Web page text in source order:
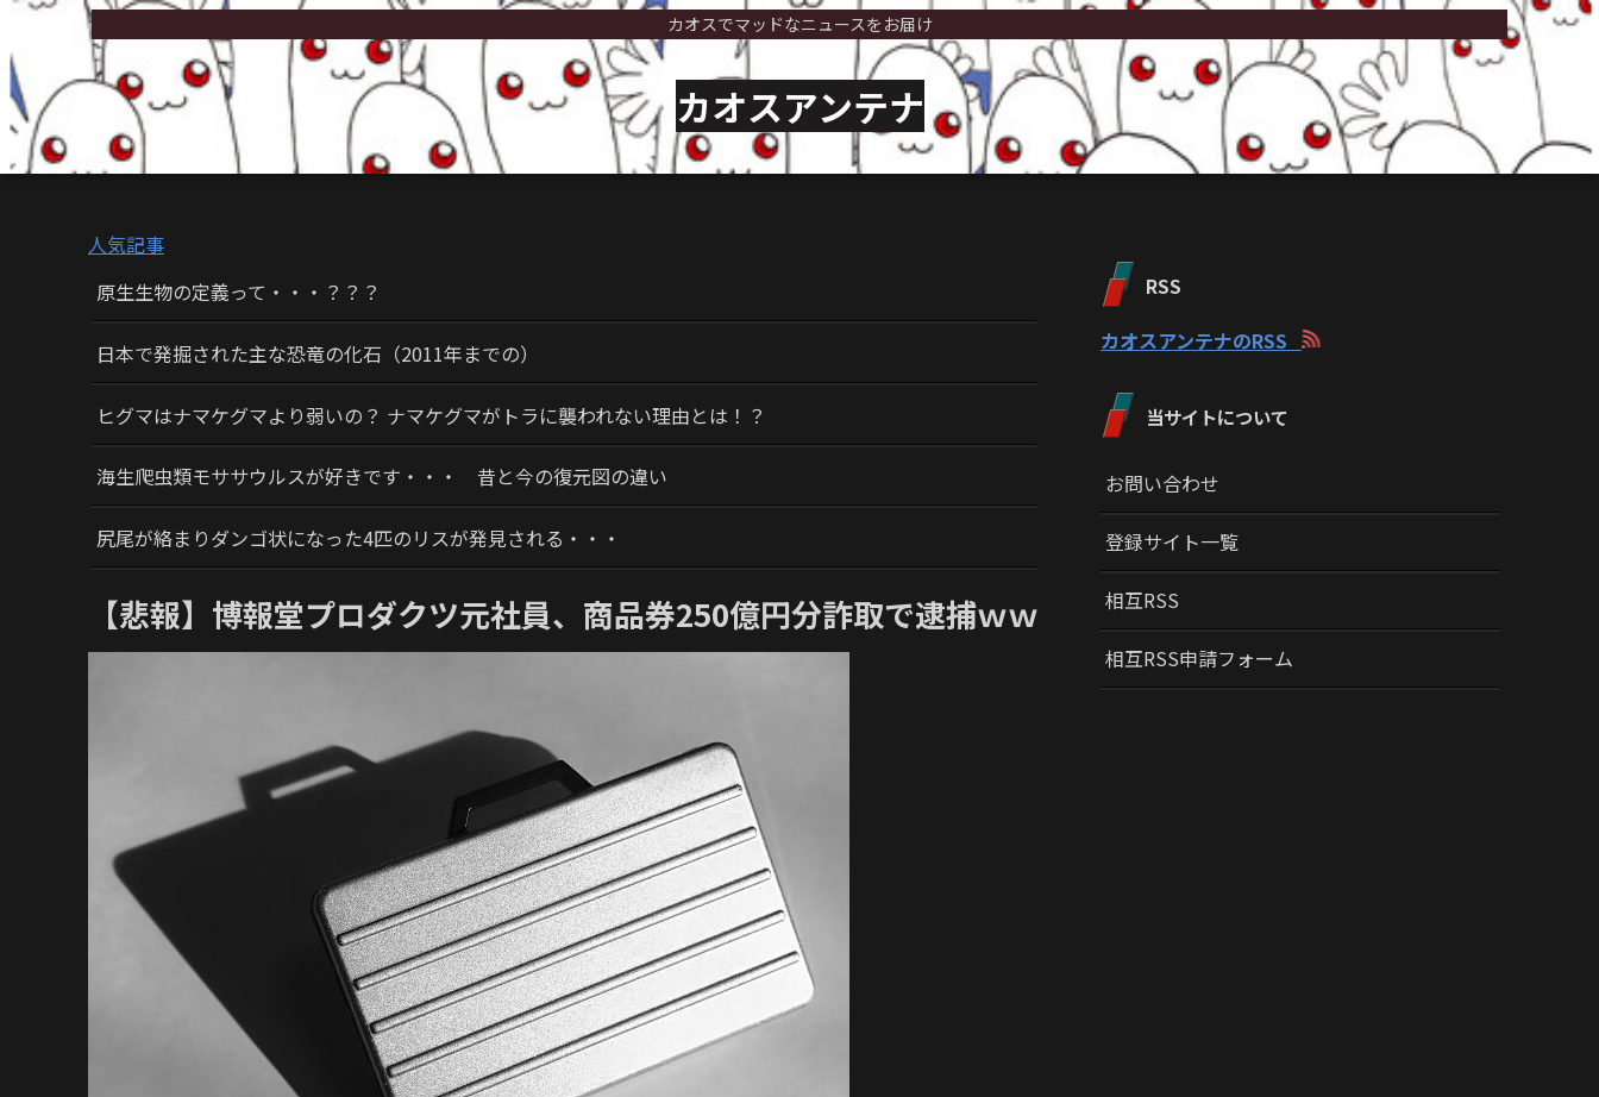
カオスでマッドなニュースをお届け
カオスアンテナ
人気記事
原生生物の定義って・・・？？？
日本で発掘された主な恐竜の化石（2011年までの）
ヒグマはナマケグマより弱いの？ ナマケグマがトラに襲われない理由とは！？
海生爬虫類モササウルスが好きです・・・ 昔と今の復元図の違い
尻尾が絡まりダンゴ状になった4匹のリスが発見される・・・
【悲報】博報堂プロダクツ元社員、商品券250億円分詐取で逮捕ｗｗ
RSS
カオスアンテナのRSS
当サイトについて
お問い合わせ
登録サイト一覧
相互RSS
相互RSS申請フォーム